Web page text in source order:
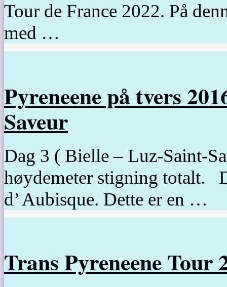
Tour de France 2022. På
med …
Pyreneene på tvers
Saveur
Dag 3 ( Bielle – Luz-Saint-
høydemeter stigning totalt.
d’ Aubisque. Dette er en …
Trans Pyreneene Tour